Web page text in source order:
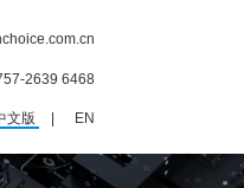
2639 6468
文版 EN